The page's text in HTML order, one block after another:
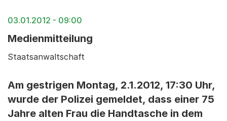
03.01.2012 - 09:00
Medienmitteilung
Staatsanwaltschaft
Am gestrigen Montag, 2.1.2012, 17:30 Uhr,
wurde der Polizei gemeldet, dass einer 75
Jahre alten Frau die Handtasche in dem